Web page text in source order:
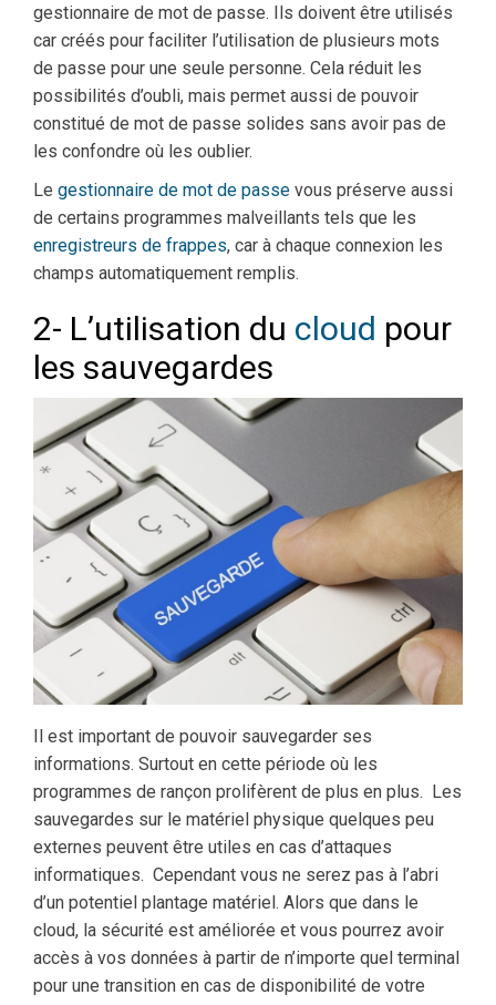
gestionnaire de mot de passe. Ils doivent être utilisés
car créés pour faciliter l’utilisation de plusieurs mots
de passe pour une seule personne. Cela réduit les
possibilités d’oubli, mais permet aussi de pouvoir
constitué de mot de passe solides sans avoir pas de
les confondre où les oublier.
Le gestionnaire de mot de passe vous préserve aussi
de certains programmes malveillants tels que les
enregistreurs de frappes, car à chaque connexion les
champs automatiquement remplis.
2- L’utilisation du cloud pour
les sauvegardes
Il est important de pouvoir sauvegarder ses
informations. Surtout en cette période où les
programmes de rançon prolifèrent de plus en plus. Les
sauvegardes sur le matériel physique quelques peu
externes peuvent être utiles en cas d’attaques
informatiques. Cependant vous ne serez pas à l’abri
d’un potentiel plantage matériel. Alors que dans le
cloud, la sécurité est améliorée et vous pourrez avoir
accès à vos données à partir de n’importe quel terminal
pour une transition en cas de disponibilité de votre